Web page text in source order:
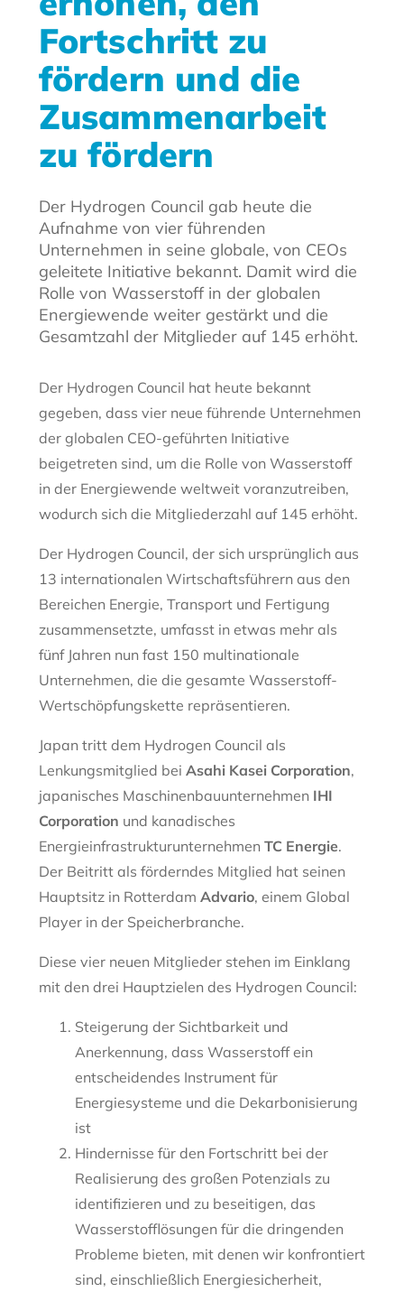
Fortschritt zu
fördern und die
Zusammenarbeit
zu fördern
Der Hydrogen Council gab heute die
Aufnahme von vier führenden
Unternehmen in seine globale, von CEOs
geleitete Initiative bekannt. Damit wird die
Rolle von Wasserstoff in der globalen
Energiewende weiter gestärkt und die
Gesamtzahl der Mitglieder auf 145 erhöht.
Der Hydrogen Council hat heute bekannt
gegeben, dass vier neue führende Unternehmen
der globalen CEO-geführten Initiative
beigetreten sind, um die Rolle von Wasserstoff
in der Energiewende weltweit voranzutreiben,
wodurch sich die Mitgliederzahl auf 145 erhöht.
Der Hydrogen Council, der sich ursprünglich aus
13 internationalen Wirtschaftsführern aus den
Bereichen Energie, Transport und Fertigung
zusammensetzte, umfasst in etwas mehr als
fünf Jahren nun fast 150 multinationale
Unternehmen, die die gesamte Wasserstoff-
Wertschöpfungskette repräsentieren.
Japan tritt dem Hydrogen Council als
Lenkungsmitglied bei Asahi Kasei Corporation,
japanisches Maschinenbauunternehmen IHI
Corporation und kanadisches
Energieinfrastrukturunternehmen TC Energie.
Der Beitritt als förderndes Mitglied hat seinen
Hauptsitz in Rotterdam Advario, einem Global
Player in der Speicherbranche.
Diese vier neuen Mitglieder stehen im Einklang
mit den drei Hauptzielen des Hydrogen Council:
Steigerung der Sichtbarkeit und
Anerkennung, dass Wasserstoff ein
entscheidendes Instrument für
Energiesysteme und die Dekarbonisierung
ist
Hindernisse für den Fortschritt bei der
Realisierung des großen Potenzials zu
identifizieren und zu beseitigen, das
Wasserstofflösungen für die dringenden
Probleme bieten, mit denen wir konfrontiert
sind, einschließlich Energiesicherheit,